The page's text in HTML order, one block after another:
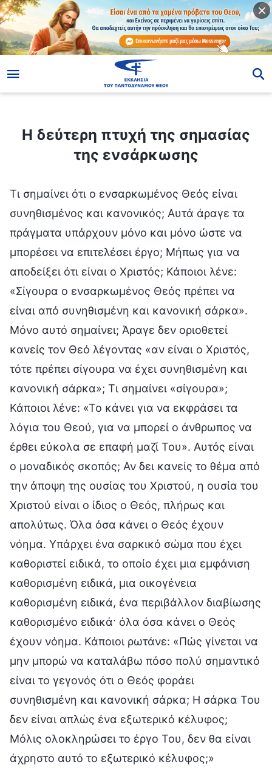
Η δεύτερη πτυχή της σημασίας της ενσάρκωσης
Η δεύτερη πτυχή της σημασίας
της ενσάρκωσης
Τι σημαίνει ότι ο ενσαρκωμένος Θεός είναι
συνηθισμένος και κανονικός; Αυτά άραγε τα
πράγματα υπάρχουν μόνο και μόνο ώστε να
μπορέσει να επιτελέσει έργο; Μήπως για να
αποδείξει ότι είναι ο Χριστός; Κάποιοι λένε:
«Σίγουρα ο ενσαρκωμένος Θεός πρέπει να
είναι από συνηθισμένη και κανονική σάρκα».
Μόνο αυτό σημαίνει; Άραγε δεν οριοθετεί
κανείς τον Θεό λέγοντας «αν είναι ο Χριστός,
τότε πρέπει σίγουρα να έχει συνηθισμένη και
κανονική σάρκα»; Τι σημαίνει «σίγουρα»;
Κάποιοι λένε: «Το κάνει για να εκφράσει τα
λόγια του Θεού, για να μπορεί ο άνθρωπος να
έρθει εύκολα σε επαφή μαζί Του». Αυτός είναι
ο μοναδικός σκοπός; Αν δει κανείς το θέμα από
την άποψη της ουσίας του Χριστού, η ουσία του
Χριστού είναι ο ίδιος ο Θεός, πλήρως και
απολύτως. Όλα όσα κάνει ο Θεός έχουν
νόημα. Υπάρχει ένα σαρκικό σώμα που έχει
καθοριστεί ειδικά, το οποίο έχει μια εμφάνιση
καθορισμένη ειδικά, μια οικογένεια
καθορισμένη ειδικά, ένα περιβάλλον διαβίωσης
καθορισμένο ειδικά· όλα όσα κάνει ο Θεός
έχουν νόημα. Κάποιοι ρωτάνε: «Πώς γίνεται να
μην μπορώ να καταλάβω πόσο πολύ σημαντικό
είναι το γεγονός ότι ο Θεός φοράει
συνηθισμένη και κανονική σάρκα; Η σάρκα Του
δεν είναι απλώς ένα εξωτερικό κέλυφος;
Μόλις ολοκληρώσει το έργο Του, δεν θα είναι
άχρηστο αυτό το εξωτερικό κέλυφος;»